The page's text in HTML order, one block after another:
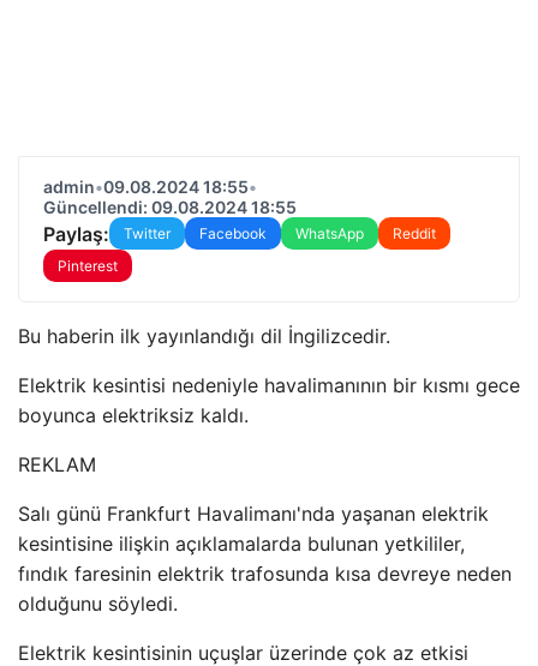
admin•09.08.2024 18:55•
Güncellendi: 09.08.2024 18:55
Paylaş: Twitter Facebook WhatsApp
Reddit
Pinterest
Bu haberin ilk yayınlandığı dil İngilizcedir.
Elektrik kesintisi nedeniyle havalimanının bir kısmı gece
boyunca elektriksiz kaldı.
REKLAM
Salı günü Frankfurt Havalimanı'nda yaşanan elektrik
kesintisine ilişkin açıklamalarda bulunan yetkililer,
fındık faresinin elektrik trafosunda kısa devreye neden
olduğunu söyledi.
Elektrik kesintisinin uçuşlar üzerinde çok az etkisi